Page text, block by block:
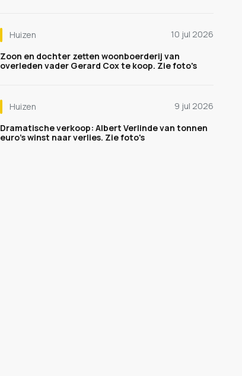
Huizen
10 jul 2026
Zoon en dochter zetten woonboerderij van
overleden vader Gerard Cox te koop. Zie foto's
Huizen
9 jul 2026
Dramatische verkoop: Albert Verlinde van tonnen
euro's winst naar verlies. Zie foto's